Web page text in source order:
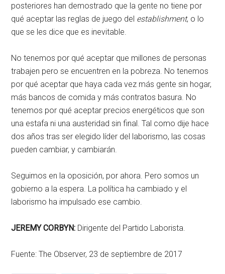
posteriores han demostrado que la gente no tiene por
qué aceptar las reglas de juego del establishment, o lo
que se les dice que es inevitable.
No tenemos por qué aceptar que millones de personas
trabajen pero se encuentren en la pobreza. No tenemos
por qué aceptar que haya cada vez más gente sin hogar,
más bancos de comida y más contratos basura. No
tenemos por qué aceptar precios energéticos que son
una estafa ni una austeridad sin final. Tal como dije hace
dos años tras ser elegido líder del laborismo, las cosas
pueden cambiar, y cambiarán.
Seguimos en la oposición, por ahora. Pero somos un
gobierno a la espera. La política ha cambiado y el
laborismo ha impulsado ese cambio.
JEREMY CORBYN: Dirigente del Partido Laborista.
Fuente: The Observer, 23 de septiembre de 2017